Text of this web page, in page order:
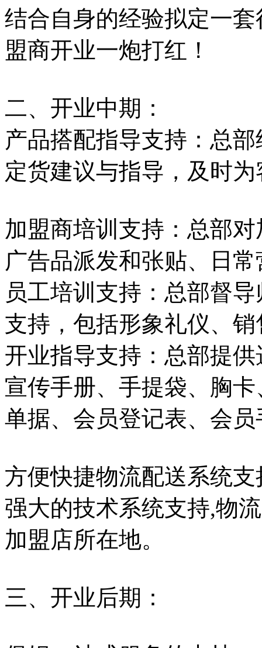
结合自身的经验拟定一
盟商开业一炮打红！
二、开业中期：
产品搭配指导支持：总
定货建议与指导，及时
加盟商培训支持：总部
广告品派发和张贴、日
员工培训支持：总部督
支持，包括形象礼仪、
开业指导支持：总部提
宣传手册、手提袋、胸
单据、会员登记表、会员
方便快捷物流配送系统
强大的技术系统支持,物
加盟店所在地。
三、开业后期：